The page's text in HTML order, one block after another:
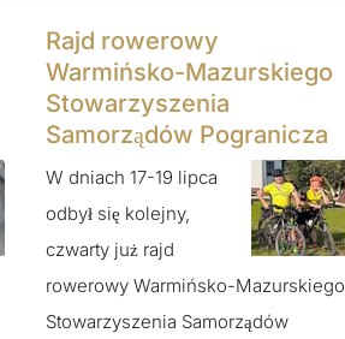
Rajd rowerowy
Warmińsko-Mazurskiego
Stowarzyszenia
Samorządów Pogranicza
W dniach 17-19 lipca
odbył się kolejny,
czwarty już rajd
rowerowy Warmińsko-Mazurskiego
Stowarzyszenia Samorządów